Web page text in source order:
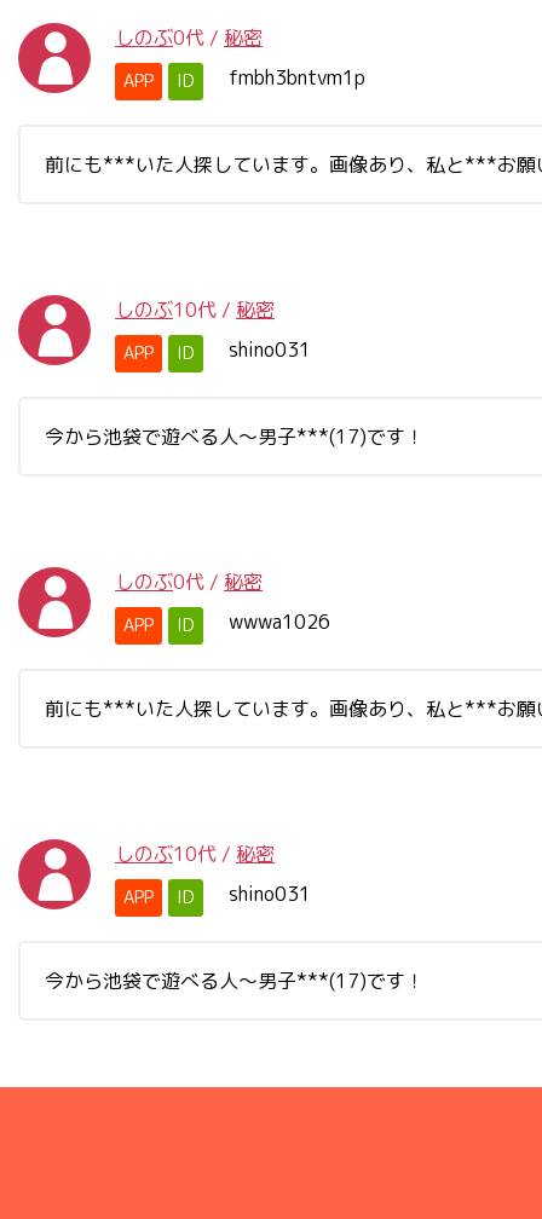
しのぶ0代 / 秘密
APP ID fmbh3bntvm1p
前にも***いた人探しています。画像あり、私と***お願
しのぶ10代 / 秘密
APP ID shino031
今から池袋で遊べる人～男子***(17)です！
しのぶ0代 / 秘密
APP ID wwwa1026
前にも***いた人探しています。画像あり、私と***お願
しのぶ10代 / 秘密
APP ID shino031
今から池袋で遊べる人～男子***(17)です！